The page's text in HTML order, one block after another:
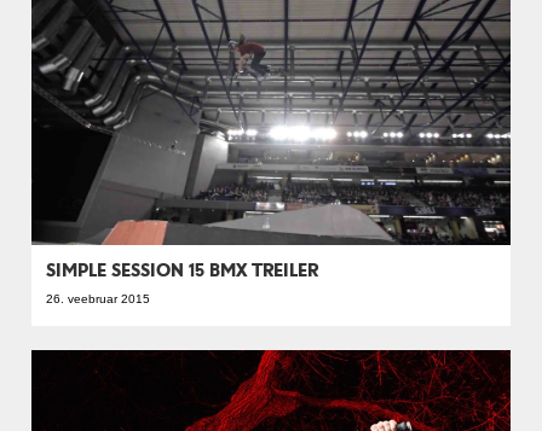
SIMPLE SESSION 15 BMX TREILER
26. veebruar 2015